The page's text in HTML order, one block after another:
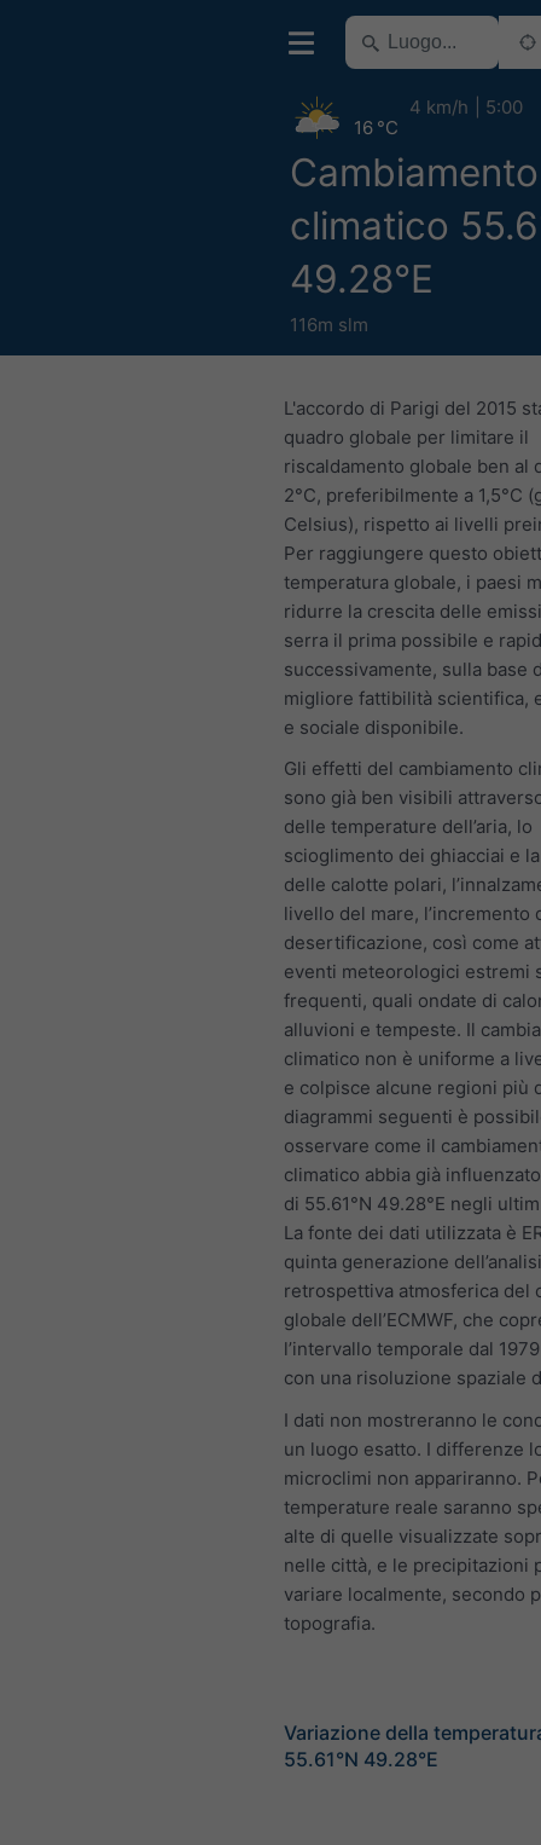
Cambiamento
climatico
49.28°E
116m slm
16 °C
4 km/h 5:00
L'accordo di Parigi del 2015
quadro globale per limitare il
riscaldamento globale ben al
2°C, preferibilmente a 1,5°C
Celsius), rispetto ai livelli
Per raggiungere questo
temperatura globale, i paesi
ridurre la crescita delle
serra il prima possibile e
successivamente, sulla base
migliore fattibilità scientifica,
e sociale disponibile.
Gli effetti del cambiamento
sono già ben visibili
delle temperature dell’aria, lo
scioglimento dei ghiacciai e
delle calotte polari,
livello del mare, l’incremento
desertificazione, così come
eventi meteorologici estremi
frequenti, quali ondate di
alluvioni e tempeste. Il
climatico non è uniforme a
e colpisce alcune regioni più
diagrammi seguenti è
osservare come il
climatico abbia già
di 55.61°N 49.28°E negli
La fonte dei dati utilizzata è
quinta generazione dell’analisi
retrospettiva atmosferica del
globale dell’ECMWF, che
l’intervallo temporale dal
con una risoluzione spaziale
I dati non mostreranno le
un luogo esatto. I differenze
microclimi non appariranno.
temperature reale saranno
alte di quelle visualizzate
nelle città, e le precipitazioni
variare localmente, secondo
topografia.
Variazione della
55.61°N 49.28°E